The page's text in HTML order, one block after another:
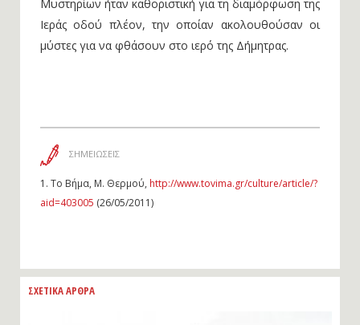
Μυστηρίων ήταν καθοριστική για τη διαμόρφωση της
Ιεράς οδού πλέον, την οποίαν ακολουθούσαν οι
μύστες για να φθάσουν στο ιερό της Δήμητρας.
ΣΗΜΕΙΩΣΕΙΣ
1. Το Βήμα, Μ. Θερμού, http://www.tovima.gr/culture/article/?
aid=403005 (26/05/2011)
ΣΧΕΤΙΚΑ ΑΡΘΡΑ